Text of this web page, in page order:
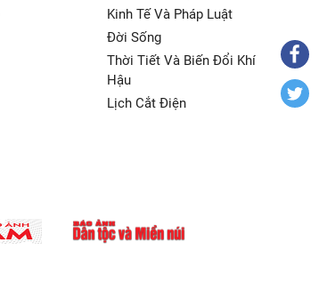
Kinh Tế Và Pháp Luật
Đời Sống
Thời Tiết Và Biến Đổi Khí
Hậu
Lịch Cắt Điện